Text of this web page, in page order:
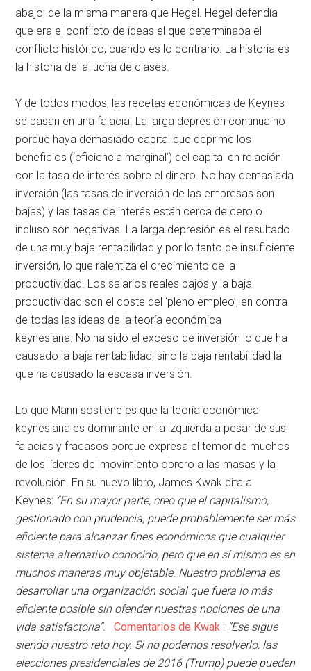
abajo; de la misma manera que Hegel. Hegel defendía
que era el conflicto de ideas el que determinaba el
conflicto histórico, cuando es lo contrario. La historia es
la historia de la lucha de clases.
Y de todos modos, las recetas económicas de Keynes
se basan en una falacia. La larga depresión continua no
porque haya demasiado capital que deprime los
beneficios (‘eficiencia marginal’) del capital en relación
con la tasa de interés sobre el dinero. No hay demasiada
inversión (las tasas de inversión de las empresas son
bajas) y las tasas de interés están cerca de cero o
incluso son negativas. La larga depresión es el resultado
de una muy baja rentabilidad y por lo tanto de insuficiente
inversión, lo que ralentiza el crecimiento de la
productividad. Los salarios reales bajos y la baja
productividad son el coste del ‘pleno empleo’, en contra
de todas las ideas de la teoría económica
keynesiana. No ha sido el exceso de inversión lo que ha
causado la baja rentabilidad, sino la baja rentabilidad la
que ha causado la escasa inversión.
Lo que Mann sostiene es que la teoría económica
keynesiana es dominante en la izquierda a pesar de sus
falacias y fracasos porque expresa el temor de muchos
de los líderes del movimiento obrero a las masas y la
revolución. En su nuevo libro, James Kwak cita a
Keynes: “En su mayor parte, creo que el capitalismo,
gestionado con prudencia, puede probablemente ser más
eficiente para alcanzar fines económicos que cualquier
sistema alternativo conocido, pero que en sí mismo es en
muchos maneras muy objetable. Nuestro problema es
desarrollar una organización social que fuera lo más
eficiente posible sin ofender nuestras nociones de una
vida satisfactoria“.
Comentarios de Kwak : “Ese sigue
siendo nuestro reto hoy. Si no podemos resolverlo, las
elecciones presidenciales de 2016 (Trump) puede pueden